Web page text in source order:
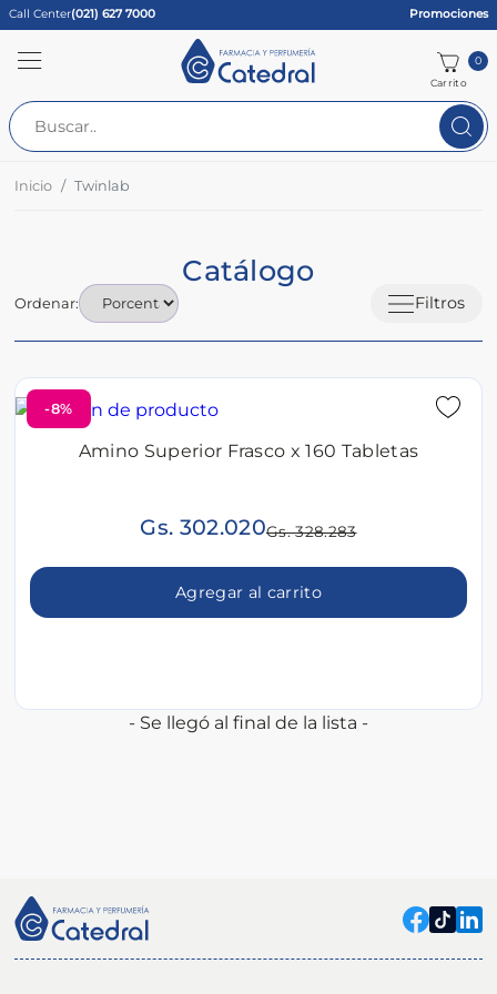
Call Center(021) 627 7000 Promociones
Carrito
0
Inicio Twinlab
Catálogo
Filtros
Ordenar:
-8%
Amino Superior Frasco x 160 Tabletas
Gs. 302.020Gs. 328.283
Agregar al carrito
- Se llegó al final de la lista -